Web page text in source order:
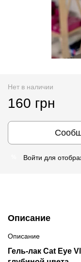
Нет в наличии
160 грн
Войти для
Описание
Описание
Гель-лак Cat Eye